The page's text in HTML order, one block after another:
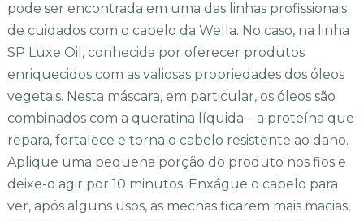
pode ser encontrada em uma das linhas profissionais
de cuidados com o cabelo da Wella. No caso, na linha
SP Luxe Oil, conhecida por oferecer produtos
enriquecidos com as valiosas propriedades dos óleos
vegetais. Nesta máscara, em particular, os óleos são
combinados com a queratina líquida – a proteína que
repara, fortalece e torna o cabelo resistente ao dano.
Aplique uma pequena porção do produto nos fios e
deixe-o agir por 10 minutos. Enxágue o cabelo para
ver, após alguns usos, as mechas ficarem mais macias,